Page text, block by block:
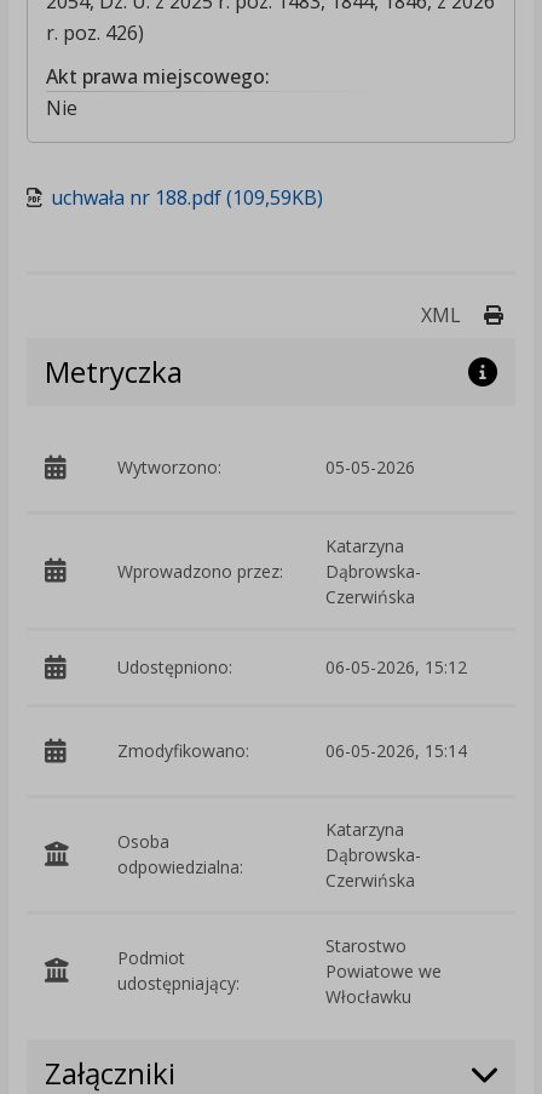
r. poz. 426)
Akt prawa miejscowego:
Nie
uchwała nr 188.pdf (109,59KB)
XML
Metryczka
Wytworzono: 05-05-2026
Wprowadzono przez:
Katarzyna
Dąbrowska-
Czerwińska
Udostępniono: 06-05-2026, 15:12
Zmodyfikowano: 06-05-2026, 15:14
Osoba
odpowiedzialna:
Katarzyna
Dąbrowska-
Czerwińska
Podmiot
udostępniający:
Starostwo
Powiatowe we
Włocławku
Załączniki